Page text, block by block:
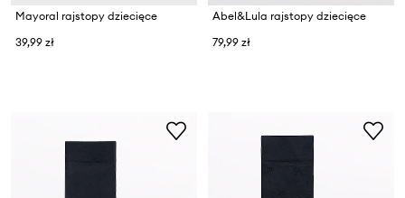
Mayoral rajstopy dziecięce
39,99 zł
Abel&Lula rajstopy dziecięce
79,99 zł